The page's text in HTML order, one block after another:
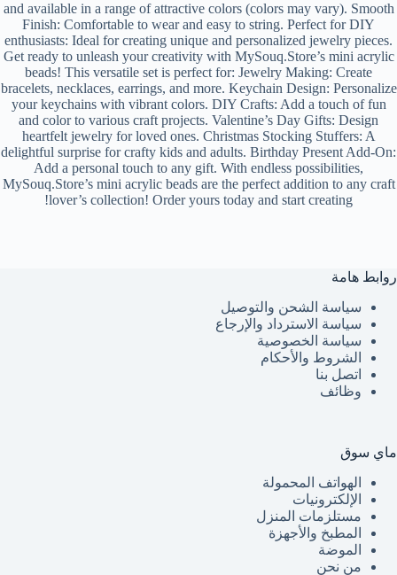
and available in a range of attractive colors (colors may vary). Smooth
Finish: Comfortable to wear and easy to string. Perfect for DIY
enthusiasts: Ideal for creating unique and personalized jewelry pieces.
Get ready to unleash your creativity with MySouq.Store’s mini acrylic
beads! This versatile set is perfect for: Jewelry Making: Create
bracelets, necklaces, earrings, and more. Keychain Design: Personalize
your keychains with vibrant colors. DIY Crafts: Add a touch of fun
and color to various craft projects. Valentine’s Day Gifts: Design
heartfelt jewelry for loved ones. Christmas Stocking Stuffers: A
delightful surprise for crafty kids and adults. Birthday Present Add-On:
Add a personal touch to any gift. With endless possibilities,
MySouq.Store’s mini acrylic beads are the perfect addition to any craft
lover’s collection! Order yours today and start creating!
روابط هامة
سياسة الشحن والتوصيل
سياسة الاسترداد والإرجاع
سياسة الخصوصية
الشروط والأحكام
اتصل بنا
وظائف
ماي سوق
الهواتف المحمولة
الإلكترونيات
مستلزمات المنزل
المطبخ والأجهزة
الموضة
من نحن